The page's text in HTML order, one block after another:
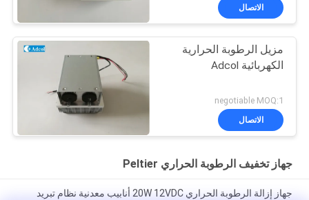
الاتصال
مزيل الرطوبة الحرارية
الكهربائية Adcol
negotiable MOQ:1
الاتصال
جهاز تخفيف الرطوبة الحراري Peltier
جهاز إزالة الرطوبة الحراري 20W 12VDC أنابيب معدنية نظام تبريد